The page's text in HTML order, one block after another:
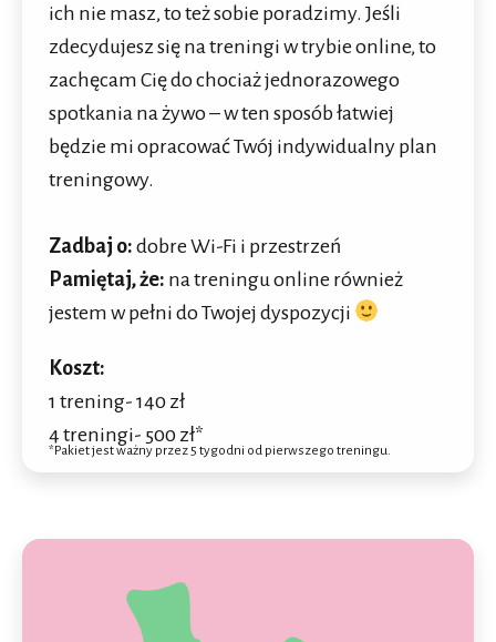
ich nie masz, to też sobie poradzimy. Jeśli
zdecydujesz się na treningi w trybie online, to
zachęcam Cię do chociaż jednorazowego
spotkania na żywo – w ten sposób łatwiej
będzie mi opracować Twój indywidualny plan
treningowy.
Zadbaj o: dobre Wi-Fi i przestrzeń
Pamiętaj, że: na treningu online również
jestem w pełni do Twojej dyspozycji
Koszt:
1 trening- 140 zł
4 treningi- 500 zł*
*Pakiet jest ważny przez 5 tygodni od pierwszego treningu.